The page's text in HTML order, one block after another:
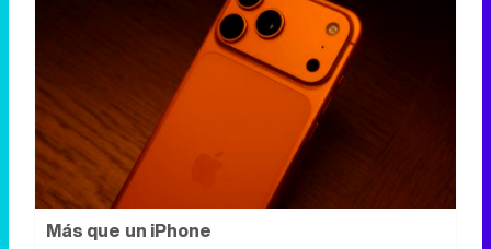
Más que un iPhone